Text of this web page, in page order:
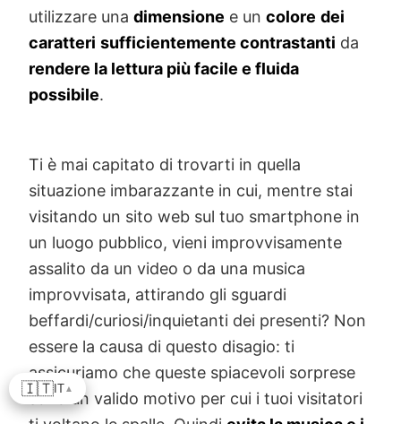
inferiori a quelle dei computer, quindi devi
assicurarti di non riempire l'intero schermo di
testo, cosa che potrebbe risultare poco
attraente per i clienti. Ricorda quindi di
termini e le parole chiave più importanti
utilizzare unadimensionee un colore dei
caratteri sufficientemente contrastantida
rendere la lettura più facile e fluida
possibile.
Ti è mai capitato di trovarti in quella
situazione imbarazzante in cui, mentre stai
visitando un sito web sul tuo smartphone in
🇮🇹 IT▲